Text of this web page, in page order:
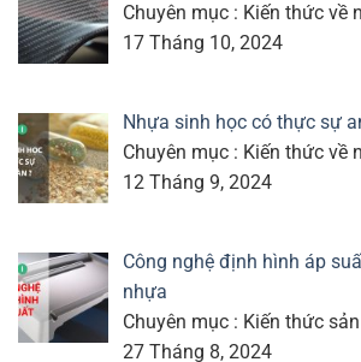
Chuyên mục : Kiến thức về
17 Tháng 10, 2024
Nhựa sinh học có thực sự
Chuyên mục : Kiến thức về
12 Tháng 9, 2024
Công nghệ định hình áp
nhựa
Chuyên mục : Kiến thức
27 Tháng 8, 2024